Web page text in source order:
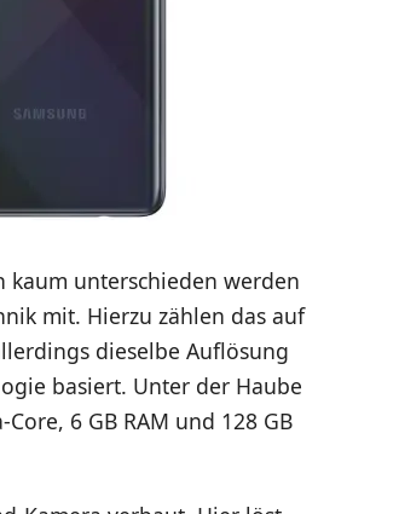
kaum unterschieden werden
mit. Hierzu zählen das auf
dieselbe Auflösung
basiert. Unter der Haube
6 GB RAM und 128 GB